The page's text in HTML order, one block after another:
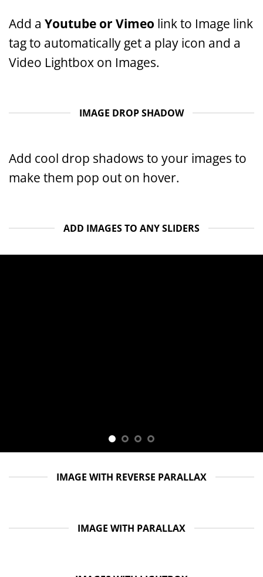
Add a Youtube or Vimeo link to Image link
tag to automatically get a play icon and a
Video Lightbox on Images.
IMAGE DROP SHADOW
Add cool drop shadows to your images to
make them pop out on hover.
ADD IMAGES TO ANY SLIDERS
IMAGE WITH REVERSE PARALLAX
IMAGE WITH PARALLAX